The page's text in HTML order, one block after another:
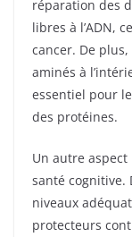
réparation des
libres à l’ADN,
cancer. De
aminés à
essentiel pour
des protéines.
Un autre
santé cognitive.
niveaux
protecteurs